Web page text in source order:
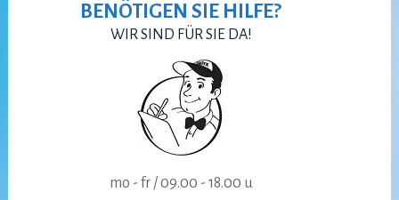
BENÖTIGEN SIE HILFE?
WIR SIND FÜR SIE DA!
mo - fr / 09.00 - 18.00 u